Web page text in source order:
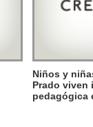
Niños y
Prado viven
pedagógica